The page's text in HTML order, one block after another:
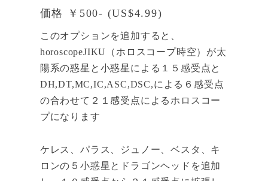
価格 ￥500- (US$4.99)
このオプションを追加すると、
horoscopeJIKU（ホロスコープ時空）が太
陽系の惑星と小惑星による１５感受点と
DH,DT,MC,IC,ASC,DSC,による６感受点
の合わせて２１感受点によるホロスコー
プになります
ケレス、パラス、ジュノー、ベスタ、キ
ロンの５小惑星とドラゴンヘッドを追加